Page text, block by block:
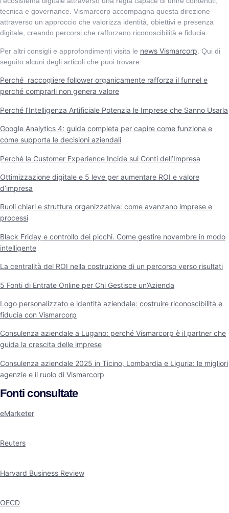
tecnica e governance. Vismarcorp accompagna questa direzione
attraverso un approccio che valorizza identità, obiettivi e presenza
digitale, creando percorsi che rafforzano riconoscibilità e fiducia.
Per altri consigli e approfondimenti visita le news Vismarcorp . Qui di
seguito alcuni degli articoli che puoi trovare:
Perché raccogliere follower organicamente rafforza il funnel e
perché comprarli non genera valore
Perché l’Intelligenza Artificiale Potenzia le Imprese che Sanno Usarla
Google Analytics 4: guida completa per capire come funziona e
come supporta le decisioni aziendali
Perché la Customer Experience Incide sui Conti dell’Impresa
Ottimizzazione digitale e 5 leve per aumentare ROI e valore
d’impresa
Ruoli chiari e struttura organizzativa: come avanzano imprese e
processi
Black Friday e controllo dei picchi. Come gestire novembre in modo
intelligente
La centralità del ROI nella costruzione di un percorso verso risultati
5 Fonti di Entrate Online per Chi Gestisce un’Azienda
Logo personalizzato e identità aziendale: costruire riconoscibilità e
fiducia con Vismarcorp
Consulenza aziendale a Lugano: perché Vismarcorp è il partner che
guida la crescita delle imprese
Consulenza aziendale 2025 in Ticino, Lombardia e Liguria: le migliori
agenzie e il ruolo di Vismarcorp
Fonti consultate
eMarketer
Reuters
Harvard Business Review
OECD